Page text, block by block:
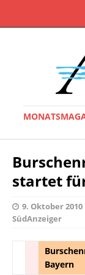
startet
9. Oktober 2010
SüdAnzeiger
Bayern